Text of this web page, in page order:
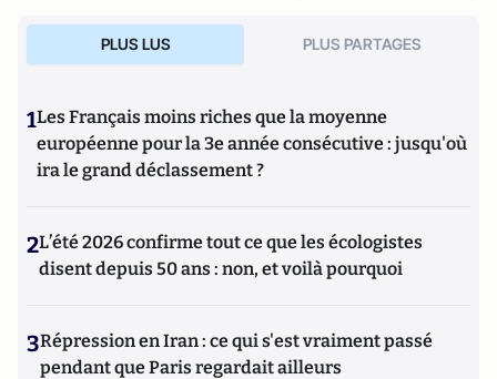
PLUS LUS PLUS PARTAGES
1Les Français moins riches que la moyenne
européenne pour la 3e année consécutive : jusqu'où
ira le grand déclassement ?
2L’été 2026 confirme tout ce que les écologistes
disent depuis 50 ans : non, et voilà pourquoi
3Répression en Iran : ce qui s'est vraiment passé
pendant que Paris regardait ailleurs